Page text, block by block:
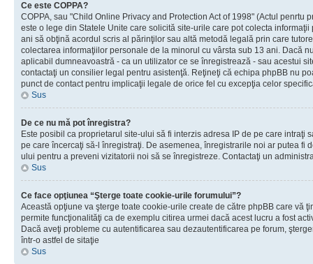
Ce este COPPA?
COPPA, sau "Child Online Privacy and Protection Act of 1998" (Actul penrtu
este o lege din Statele Unite care solicită site-urile care pot colecta
ani să obţină acordul scris al părinţilor sau altă metodă legală prin care
colectarea informaţiilor personale de la minorul cu vârsta sub 13 ani. Dacă
aplicabil dumneavoastră - ca un utilizator ce se înregistrează - sau acestui
contactaţi un consilier legal pentru asistenţă. Reţineţi că echipa phpBB nu
punct de contact pentru implicaţii legale de orice fel cu excepţia celor
Sus
De ce nu mă pot înregistra?
Este posibil ca proprietarul site-ului să fi interzis adresa IP de pe care intraţi
pe care încercaţi să-l înregistraţi. De asemenea, înregistrarile noi ar putea fi
ului pentru a preveni vizitatorii noi să se înregistreze. Contactaţi un
Sus
Ce face opţiunea “Şterge toate cookie-urile forumului”?
Această opţiune va şterge toate cookie-urile create de către phpBB care vă
permite funcţionalităţi ca de exemplu citirea urmei dacă acest lucru a fost
Dacă aveţi probleme cu autentificarea sau dezautentificarea pe forum,
într-o astfel de sitaţie
Sus